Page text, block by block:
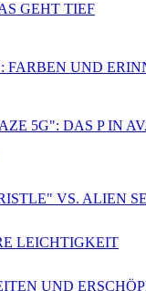
GEHT TIEF
UND
5G": DAS P IN
VS. ALIEN
LEICHTIGKEIT
UND